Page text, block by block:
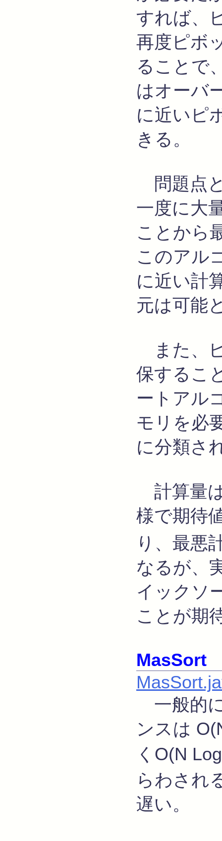
すれば、
再度ピボ
ることで
はオーバ
に近いピ
きる。
問題点
一度に大
ことから
このアル
に近い計
元は可能
また、
保するこ
ートアル
モリを必
に分類さ
計算量
様で期待
り、最悪
なるが、
イックソ
ことが期
MasSort
一般的
ンスは
くO(N Log
らわされ
遅い。